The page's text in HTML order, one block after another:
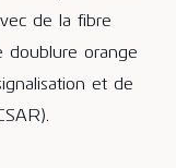
de la fibre
doublure orange
et de